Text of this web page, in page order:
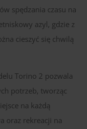
spędzania czasu na
azyl, gdzie z
cieszyć się chwilą
Torino 2 pozwala
potrzeb, tworząc
na każdą
oraz rekreacji na